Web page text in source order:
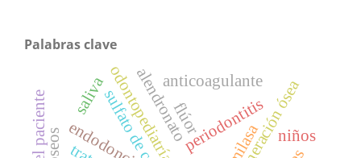
Palabras clave
periodontitis
regeneración ósea
alendronatoanticoagulante
endodoncia
odontopediatríaflúor
saliva
niños